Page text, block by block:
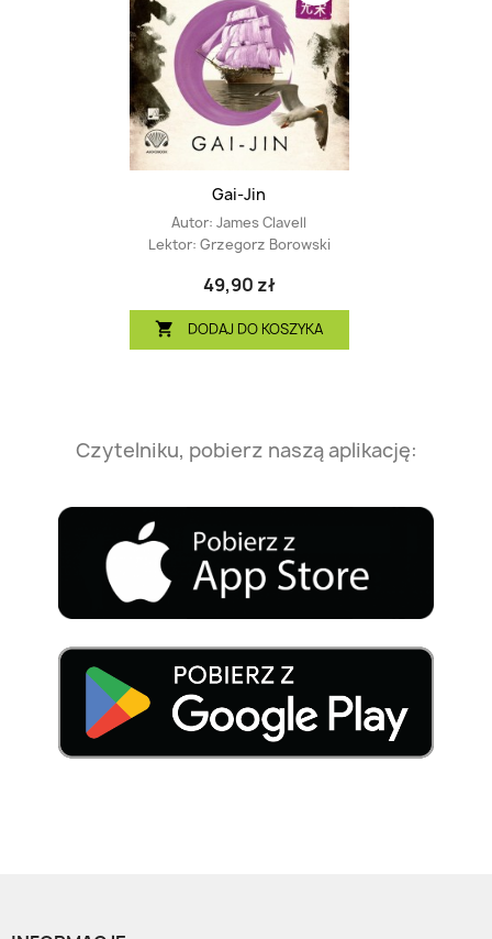
Gai-Jin
Autor: James Clavell
Lektor: Grzegorz Borowski
49,90 zł
 DODAJ DO KOSZYKA
Czytelniku, pobierz naszą aplikację: